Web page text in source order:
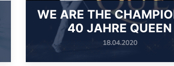
WE ARE THE
40 JAHRE QUEEN
18.04.2020